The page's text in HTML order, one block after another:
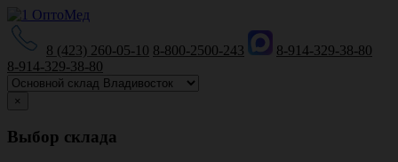
8 (423) 260-05-10 8-800-2500-243
8-914-329-38-80
8-914-329-38-80
×
Выбор склада